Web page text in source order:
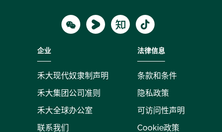
WechatYoukuZhihu Tiktok
企业
禾大现代奴隶制声明
禾大集团公司准则
禾大全球办公室
联系我们
法律信息
条款和条件
隐私政策
可访问性声明
Cookie政策